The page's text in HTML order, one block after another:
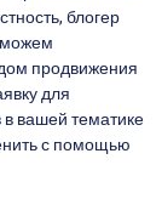
блогер
продвижения
для
в вашей тематике
с помощью